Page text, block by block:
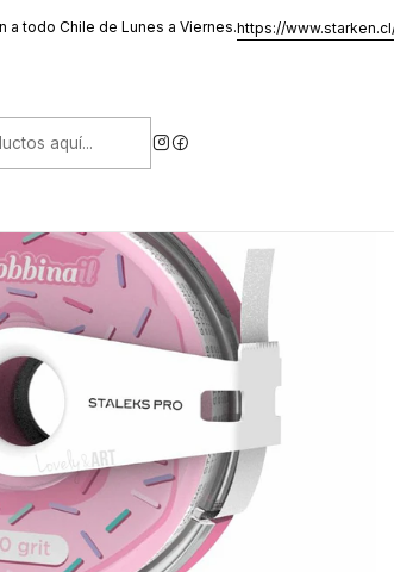
a todo Chile de Lunes a Viernes.https://
Lima Bobbinail White Adhesiva Staleks - Grit 180